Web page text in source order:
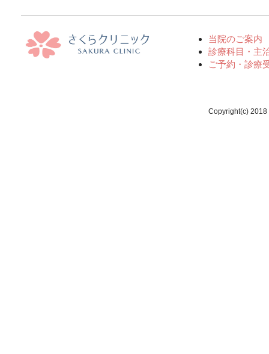
当院のご案内
診療科目・主
ご予約・診療
Copyright(c)